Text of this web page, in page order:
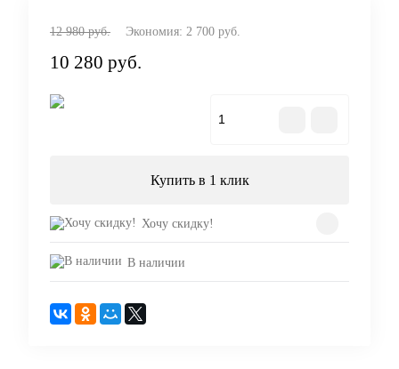
12 980 руб. Экономия: 2 700 руб.
10 280 руб.
Купить в 1 клик
Хочу скидку!
В наличии